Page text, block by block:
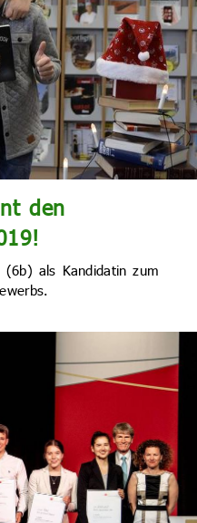
den
(6b) als Kandidatin zum